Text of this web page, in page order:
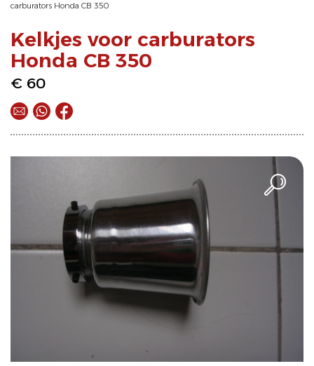
carburators Honda CB 350
Kelkjes voor carburators
Honda CB 350
€ 60